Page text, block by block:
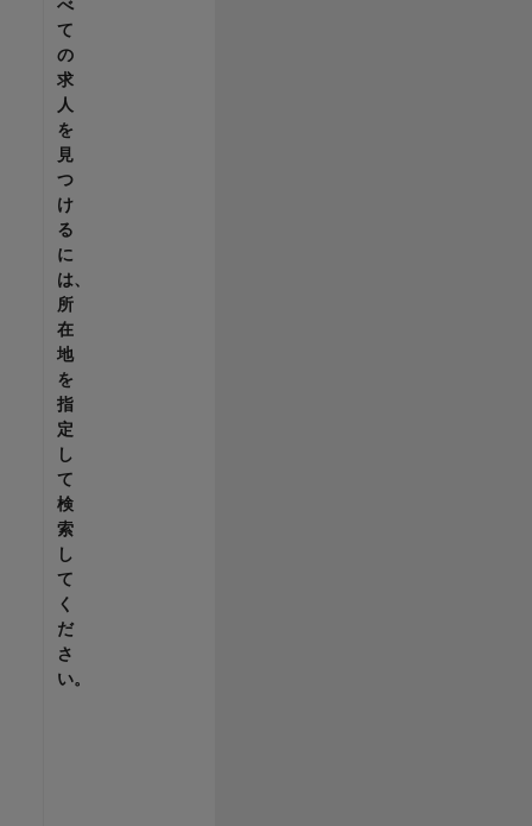
べ
て
の
求
人
を
見
つ
け
る
に
は、
所
在
地
を
指
定
し
て
検
索
し
て
く
だ
さ
い。